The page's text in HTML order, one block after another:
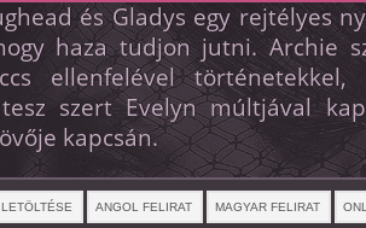
és Gladys egy rejtélyes
haza tudjon jutni. Archie
ellenfelével
szert Evelyn múltjával
kapcsán.
ANGOL FELIRAT MAGYAR FELIRAT